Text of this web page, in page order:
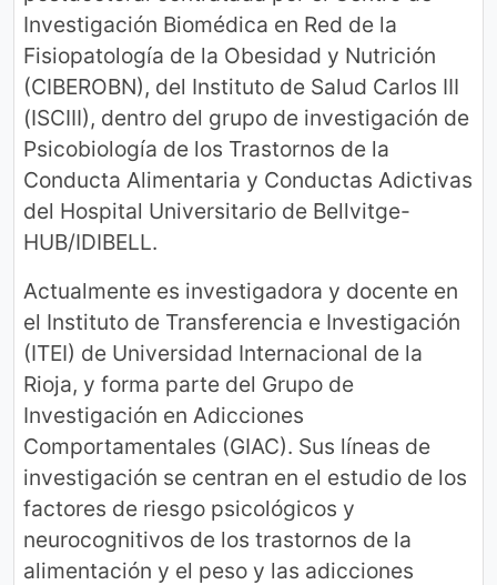
Investigación Biomédica en Red de la
Fisiopatología de la Obesidad y Nutrición
(CIBEROBN), del Instituto de Salud Carlos III
(ISCIII), dentro del grupo de investigación de
Psicobiología de los Trastornos de la
Conducta Alimentaria y Conductas Adictivas
del Hospital Universitario de Bellvitge-
HUB/IDIBELL.
Actualmente es investigadora y docente en
el Instituto de Transferencia e Investigación
(ITEI) de Universidad Internacional de la
Rioja, y forma parte del Grupo de
Investigación en Adicciones
Comportamentales (GIAC). Sus líneas de
investigación se centran en el estudio de los
factores de riesgo psicológicos y
neurocognitivos de los trastornos de la
alimentación y el peso y las adicciones